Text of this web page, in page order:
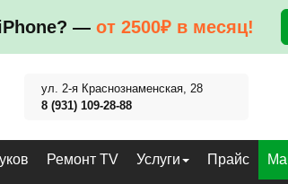
— от 2500₽ в месяц!
ул. 2-я Краснознаменская, 28
8 (931) 109-28-88
Ремонт TV Услуги Прайс